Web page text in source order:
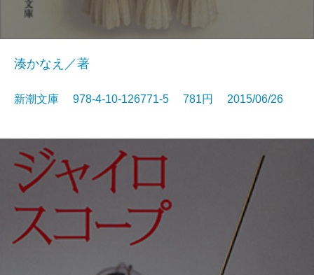
湊かなえ／著
新潮文庫 978-4-10-126771-5 781円 2015/06/26